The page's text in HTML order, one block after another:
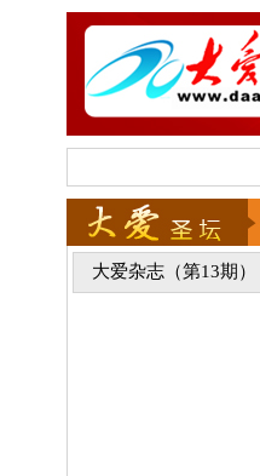
大爱杂志（第13期）